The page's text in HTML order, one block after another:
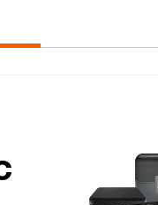
12 mois puis 42,99 €